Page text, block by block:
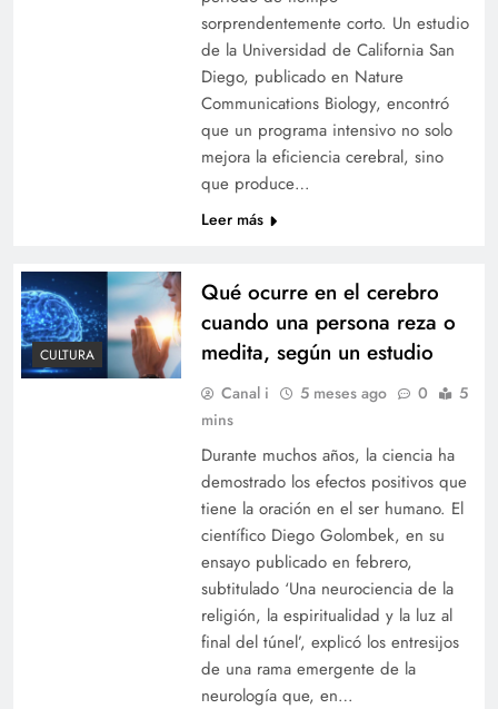
sorprendentemente corto. Un estudio
de la Universidad de California San
Diego, publicado en Nature
Communications Biology, encontró
que un programa intensivo no solo
mejora la eficiencia cerebral, sino
que produce…
Leer más
CULTURA
Qué ocurre en el cerebro
cuando una persona reza o
medita, según un estudio
Canal i 5 meses ago 0
5
mins
Durante muchos años, la ciencia ha
demostrado los efectos positivos que
tiene la oración en el ser humano. El
científico Diego Golombek, en su
ensayo publicado en febrero,
subtitulado ‘Una neurociencia de la
religión, la espiritualidad y la luz al
final del túnel’, explicó los entresijos
de una rama emergente de la
neurología que, en…